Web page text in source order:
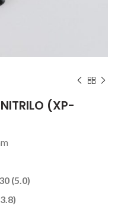
(XP-
(5.0)